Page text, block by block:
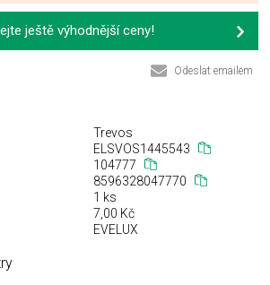
ještě výhodnější ceny!
Odeslat emailem
Trevos
ELSVOS1445543
104777
8596328047770
1 ks
7,00 Kč
EVELUX